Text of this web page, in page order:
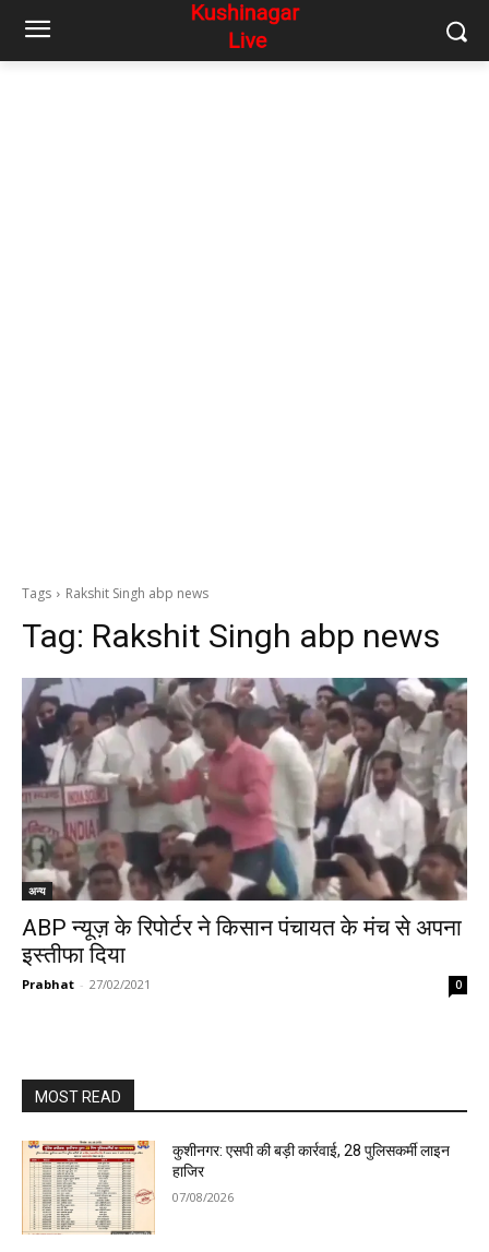
Tags Rakshit Singh abp news
Tag: Rakshit Singh abp news
अन्य
ABP न्यूज़ के रिपोर्टर ने किसान पंचायत के मंच से अपना
इस्तीफा दिया
Prabhat - 27/02/2021 0
MOST READ
कुशीनगर: एसपी की बड़ी कार्रवाई, 28 पुलिसकर्मी लाइन
हाजिर
07/08/2026